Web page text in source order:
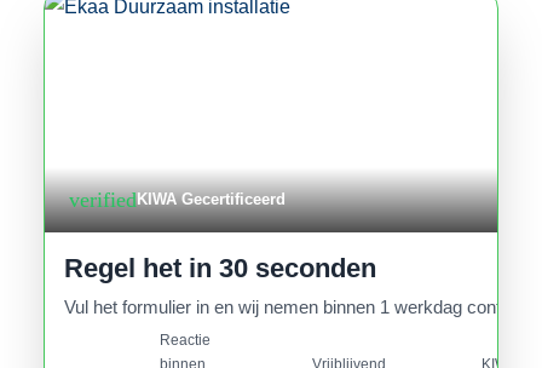
verifiedKIWA Gecertificeerd
Regel het in 30 seconden
Vul het formulier in en wij nemen binnen 1 werkdag contact
Reactie
binnen
Vrijblijvend
KIWA